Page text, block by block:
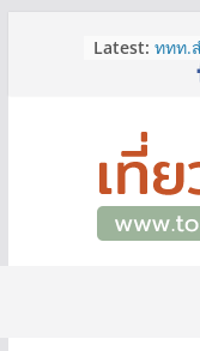
Latest: ททท.
เชีย
เลขส
แล้ววั
ดีมีให้
3 พิกั